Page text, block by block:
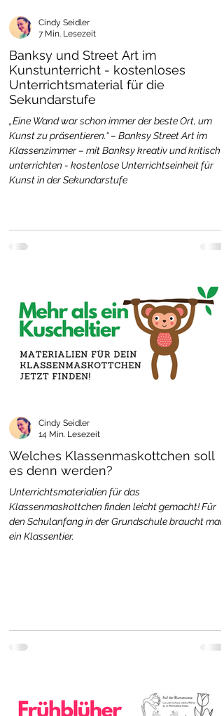
Banksy und Street Art im
Kunstunterricht - kostenloses
Unterrichtsmaterial für die
Sekundarstufe
„Eine Wand war schon immer der beste Ort, um
Kunst zu präsentieren.“ – Banksy Street Art im
Klassenzimmer – mit Banksy kreativ und kritisch
unterrichten - kostenlose Unterrichtseinheit für
Kunst in der Sekundarstufe
Cindy Seidler
7 Min. Lesezeit
Welches Klassenmaskottchen soll
es denn werden?
Unterrichtsmaterialien für das
Klassenmaskottchen finden leicht gemacht! Für
den Schulanfang in der Grundschule braucht man
ein Klassentier.
Cindy Seidler
14 Min. Lesezeit